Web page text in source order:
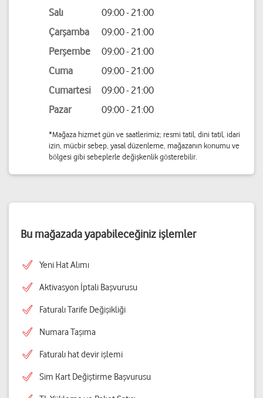
Salı
09:00 - 21:00
Çarşamba
09:00 - 21:00
Perşembe
09:00 - 21:00
Cuma
09:00 - 21:00
Cumartesi
09:00 - 21:00
Pazar
09:00 - 21:00
*Mağaza hizmet gün ve saatlerimiz; resmi tatil, dini tatil, idari
izin, mücbir sebep, yasal düzenleme, mağazanın konumu ve
bölgesi gibi sebeplerle değişkenlik gösterebilir.
Bu mağazada yapabileceğiniz işlemler
Yeni Hat Alımı
Aktivasyon İptali Başvurusu
Faturalı Tarife Değişikliği
Numara Taşıma
Faturalı hat devir işlemi
Sim Kart Değiştirme Başvurusu